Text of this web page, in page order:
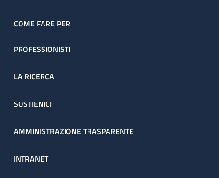
COME FARE PER
PROFESSIONISTI
LA RICERCA
SOSTIENICI
AMMINISTRAZIONE TRASPARENTE
INTRANET